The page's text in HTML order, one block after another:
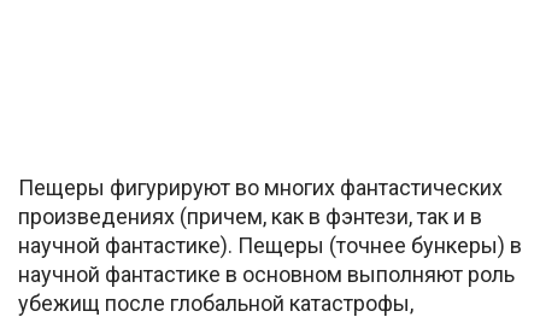
Пещеры фигурируют во многих фантастических
произведениях (причем, как в фэнтези, так и в
научной фантастике). Пещеры (точнее бункеры) в
научной фантастике в основном выполняют роль
убежищ после глобальной катастрофы,